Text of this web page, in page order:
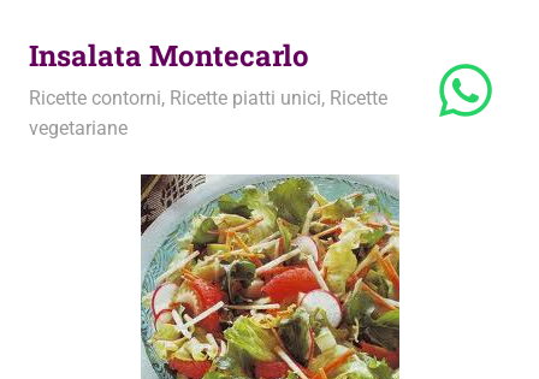
Insalata Montecarlo
15 Novembre 2012
admin
Ricette contorni, Ricette piatti unici, Ricette
vegetariane